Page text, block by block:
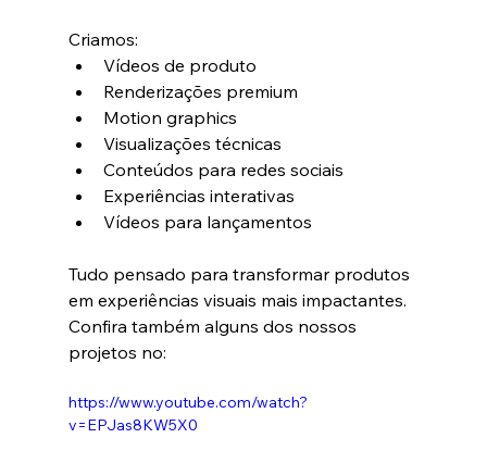
Criamos:
Vídeos de produto
Renderizações premium
Motion graphics
Visualizações técnicas
Conteúdos para redes sociais
Experiências interativas
Vídeos para lançamentos
Tudo pensado para transformar produtos
em experiências visuais mais impactantes.
Confira também alguns dos nossos
projetos no:
https://www.youtube.com/watch?
v=EPJas8KW5X0